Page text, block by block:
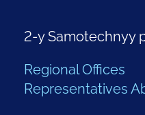
2-y Samotechnyy
Regional Offices
Representatives